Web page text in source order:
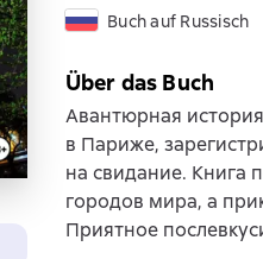
Buch auf Russisch
Über das Buch
Авантюрная
в Париже,
на свидание. Книга
городов мира, а
Приятное